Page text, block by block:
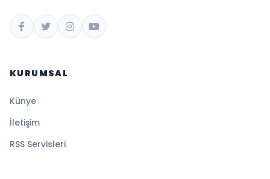
KURUMSAL
Künye
İletişim
RSS Servisleri